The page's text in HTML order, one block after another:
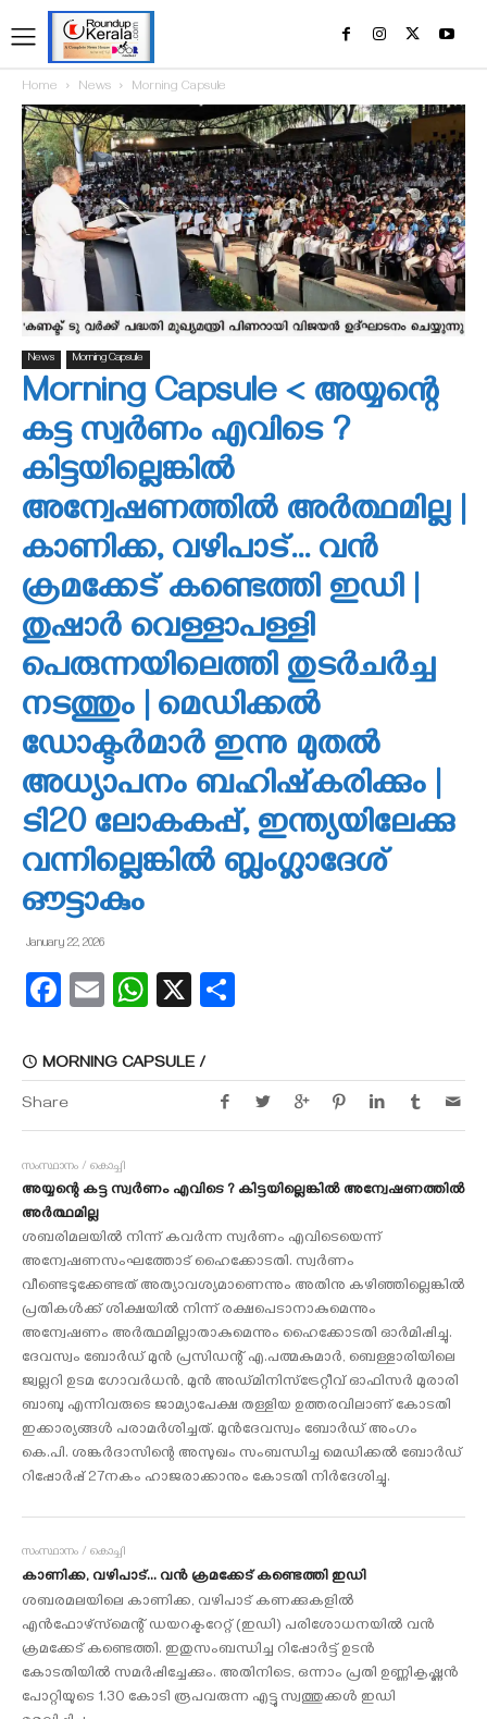
Home News Morning Capsule
News Morning Capsule
Morning Capsule < അയ്യന്റെ
കട്ട സ്വര്‍ണം എവിടെ ?
കിട്ടയില്ലെങ്കില്‍
അന്വേഷണത്തില്‍ അര്‍ത്ഥമില്ല |
കാണിക്ക, വഴിപാട്… വന്‍
ക്രമക്കേട് കണ്ടെത്തി ഇഡി |
തുഷാര്‍ വെള്ളാപള്ളി
പെരുന്നയിലെത്തി തുടര്‍ചര്‍ച്ച
നടത്തും | മെഡിക്കല്‍
ഡോക്ടര്‍മാര്‍ ഇന്നു മുതല്‍
അധ്യാപനം ബഹിഷ്‌കരിക്കും |
ടി20 ലോകകപ്പ്, ഇന്ത്യയിലേക്കു
വന്നില്ലെങ്കില്‍ ബ്ലംഗ്ലാദേശ്
ഔട്ടാകും
January 22, 2026
Facebook
EmailWhatsApp
X
MORNING CAPSULE /
Share
സംസ്ഥാനം / കൊച്ചി
അയ്യന്റെ കട്ട സ്വര്‍ണം എവിടെ ? കിട്ടയില്ലെങ്കില്‍ അന്വേഷണത്തില്‍
അര്‍ത്ഥമില്ല
ശബരിമലയില്‍ നിന്ന് കവര്‍ന്ന സ്വര്‍ണം എവിടെയെന്ന്
അന്വേഷണസംഘത്തോട് ഹൈക്കോടതി. സ്വര്‍ണം
വീണ്ടെടുക്കേണ്ടത് അത്യാവശ്യമാണെന്നും അതിനു കഴിഞ്ഞില്ലെങ്കില്‍
പ്രതികള്‍ക്ക് ശിക്ഷയില്‍ നിന്ന് രക്ഷപെടാനാകുമെന്നും
അന്വേഷണം അര്‍ത്ഥമില്ലാതാകുമെന്നും ഹൈക്കോടതി ഓര്‍മിപ്പിച്ചു.
ദേവസ്വം ബോര്‍ഡ് മുന്‍ പ്രസിഡന്റ് എ.പത്മകുമാര്‍, ബെള്ളാരിയിലെ
ജ്വല്ലറി ഉടമ ഗോവര്‍ധന്‍, മുന്‍ അഡ്മിനിസ്‌ട്രേറ്റീവ് ഓഫിസര്‍ മുരാരി
ബാബു എന്നിവരുടെ ജാമ്യാപേക്ഷ തള്ളിയ ഉത്തരവിലാണ് കോടതി
ഇക്കാര്യങ്ങള്‍ പരാമര്‍ശിച്ചത്. മുന്‍ദേവസ്വം ബോര്‍ഡ് അംഗം
കെ.പി. ശങ്കര്‍ദാസിന്റെ അസുഖം സംബന്ധിച്ച മെഡിക്കല്‍ ബോര്‍ഡ്
റിപ്പോര്‍പ്പ് 27നകം ഹാജരാക്കാനും കോടതി നിര്‍ദേശിച്ചു.
സംസ്ഥാനം / കൊച്ചി
കാണിക്ക, വഴിപാട്... വന്‍ ക്രമക്കേട് കണ്ടെത്തി ഇഡി
ശബരമലയിലെ കാണിക്ക, വഴിപാട് കണക്കുകളില്‍
എന്‍ഫോഴ്‌സ്‌മെന്റ് ഡയറക്ടറേറ്റ് (ഇഡി) പരിശോധനയില്‍ വന്‍
ക്രമക്കേട് കണ്ടെത്തി. ഇതുസംബന്ധിച്ച റിപ്പോര്‍ട്ട് ഉടന്‍
കോടതിയില്‍ സമര്‍പ്പിച്ചേക്കും. അതിനിടെ, ഒന്നാം പ്രതി ഉണ്ണികൃഷ്ണന്‍
പോറ്റിയുടെ 1.30 കോടി രൂപവരുന്ന എട്ടു സ്വത്തുക്കള്‍ ഇഡി